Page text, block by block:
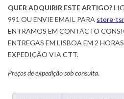
QUER ADQUIRIR ESTE ARTIGO?
991 OU ENVIE EMAIL PARA store-
ENTRAMOS EM CONTACTO
ENTREGAS EM LISBOA EM 2
EXPEDIÇÃO VIA CTT.
Preços de expedição sob consulta.